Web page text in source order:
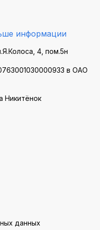
информации
4, пом.5н
в ОАО
Никитёнок
данных